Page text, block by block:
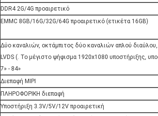
DDR4 2G/4G προαιρετικό
EMMC 8GB/16G/32G/64G προαιρετικό (ετικέτα 16GB)
Δύο καναλιών, οκτάμπιτος δύο καναλιών απλού
LVDS (. Το μέγιστο ψήφισμα 1920x1080 υποστήριξης,
7» - 84»
Διεπαφή MIPI
ΠΛΗΡΟΦΟΡΙΚΗ διεπαφή
Υποστήριξη 3.3V/5V/12V προαιρετική